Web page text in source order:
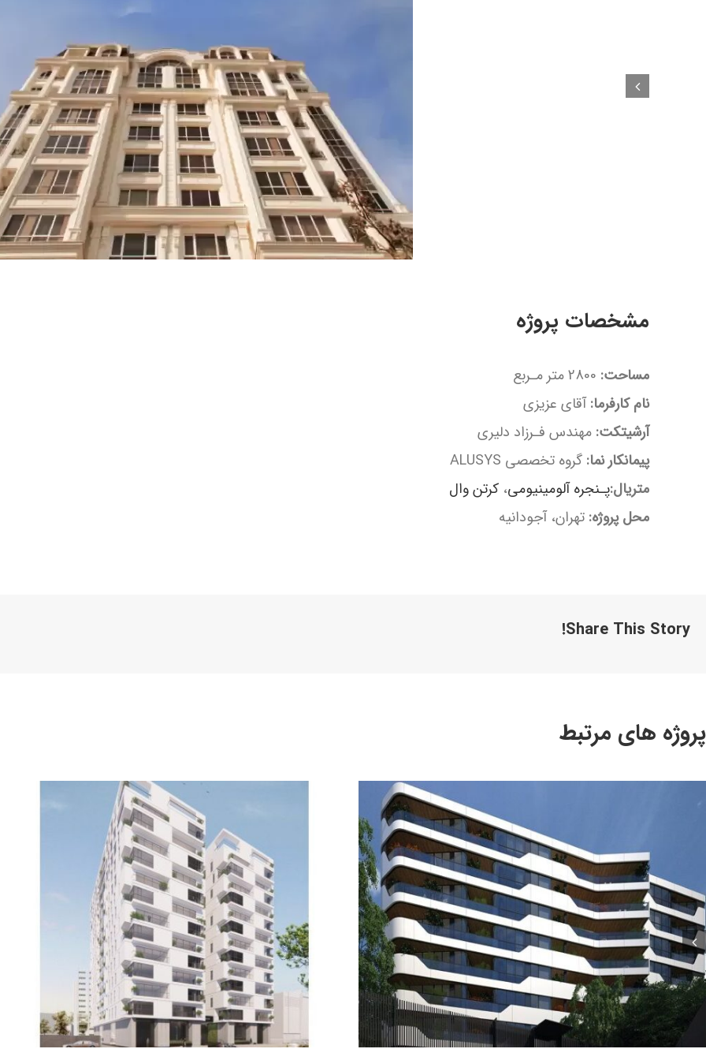
مشخصات پروژه
مساحت:
نام کارفرما:آقای عزیزی
آرشیتکت: مهندس فـرزاد دلیری
پیمانکار نما: گروه تخصصی ALUSYS
متریال:پـنجره آلومینیومی، کرتن وال
محل پروژه: تهران، آجودانیه
Share This Story!
پروژه های مرتبط